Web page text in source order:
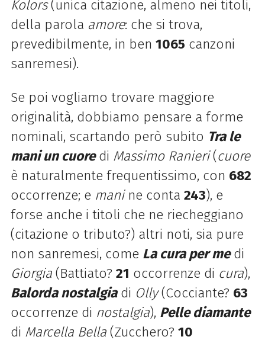
Kolors(unica citazione, almeno nei titoli,
della parola amore: che si trova,
prevedibilmente, in ben 1065 canzoni
sanremesi).
Se poi vogliamo trovare maggiore
originalità, dobbiamo pensare a forme
nominali, scartando però subito Tra le
mani un cuoredi Massimo Ranieri(cuore
è naturalmente frequentissimo, con 682
occorrenze; e manine conta 243), e
forse anche i titoli che ne riecheggiano
(citazione o tributo?) altri noti, sia pure
non sanremesi, come La cura per medi
Giorgia(Battiato? 21 occorrenze di cura),
Balorda nostalgiadi Olly(Cocciante? 63
occorrenze di nostalgia), Pelle diamante
di Marcella Bella(Zucchero? 10